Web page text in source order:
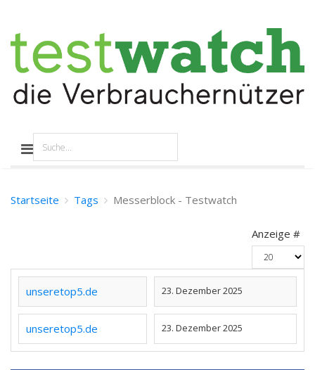
Startseite Tags Messerblock - Testwatch
Anzeige #
unseretop5.de 23. Dezember 2025
unseretop5.de 23. Dezember 2025